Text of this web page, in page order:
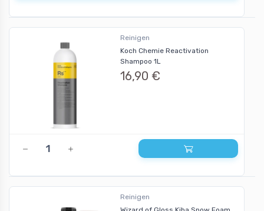
Reinigen
Koch Chemie Reactivation
Shampoo 1L
16,90 €
Reinigen